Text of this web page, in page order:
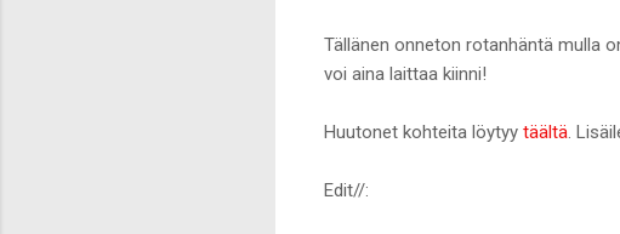
Tällänen onneton rotanhäntä mulla
voi aina laittaa kiinni!
Huutonet kohteita löytyy täältä .
Edit//: